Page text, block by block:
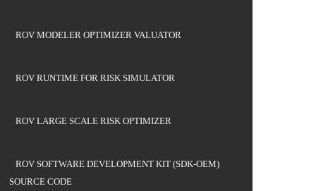
ROV MODELER OPTIMIZER VALUATOR
ROV RUNTIME FOR RISK SIMULATOR
ROV LARGE SCALE RISK OPTIMIZER
ROV SOFTWARE DEVELOPMENT KIT (SDK-OEM)
SOURCE CODE